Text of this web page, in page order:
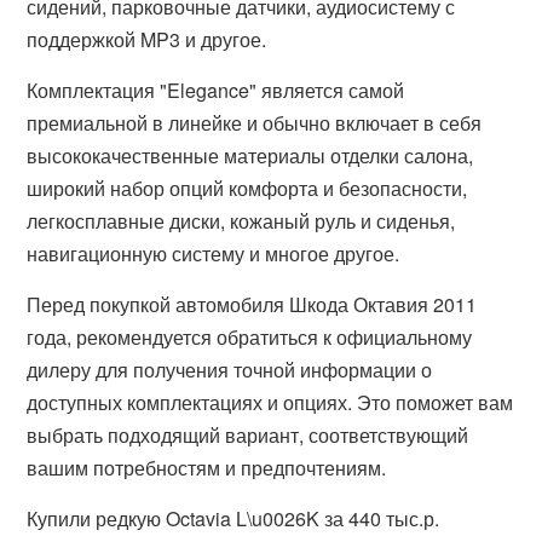
сидений, парковочные датчики, аудиосистему с
поддержкой MP3 и другое.
Комплектация "Elegance" является самой
премиальной в линейке и обычно включает в себя
высококачественные материалы отделки салона,
широкий набор опций комфорта и безопасности,
легкосплавные диски, кожаный руль и сиденья,
навигационную систему и многое другое.
Перед покупкой автомобиля Шкода Октавия 2011
года, рекомендуется обратиться к официальному
дилеру для получения точной информации о
доступных комплектациях и опциях. Это поможет вам
выбрать подходящий вариант, соответствующий
вашим потребностям и предпочтениям.
Купили редкую Octavia L\u0026K за 440 тыс.р.